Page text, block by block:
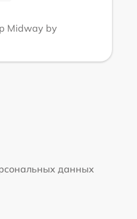
Midway by
данных